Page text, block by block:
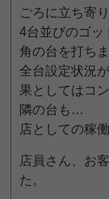
ごろに立ち寄
4台並びのゴッ
角の台を打ちま
全台設定状況
果としてはコ
隣の台も…
店としての稼
店員さん、お
た。